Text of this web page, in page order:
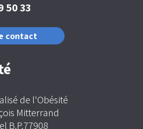
50 33
contact
de l'Obésité
Mitterrand
B.P.77908